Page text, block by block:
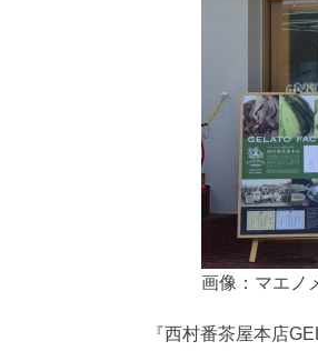
画像：マエノ
『西村番茶屋本店